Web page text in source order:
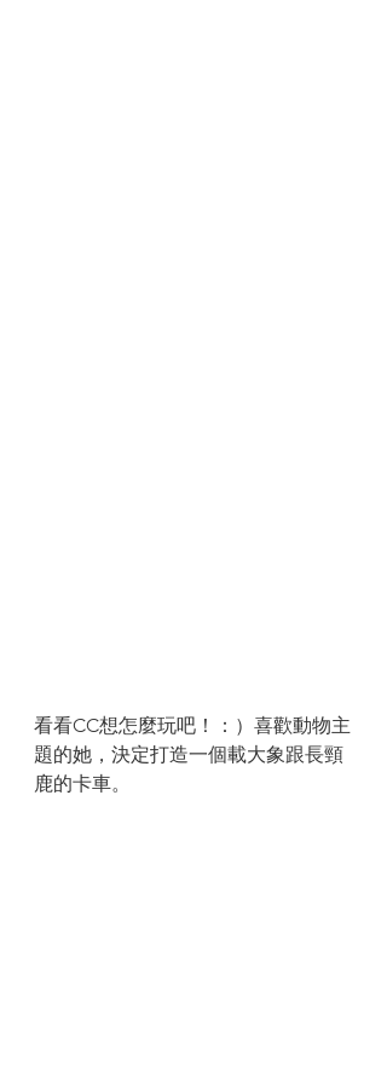
看看CC想怎麼玩吧！：）喜歡動物主
題的她，決定打造一個載大象跟長頸
鹿的卡車。